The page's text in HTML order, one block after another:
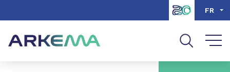
Aller à la recherche
FR